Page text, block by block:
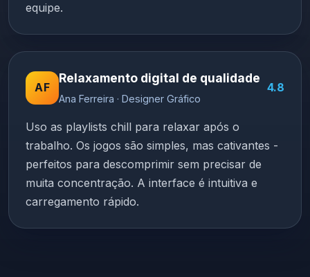
equipe.
AF
Relaxamento digital de qualidade
Ana Ferreira · Designer Gráfico
4.8
Uso as playlists chill para relaxar após o
trabalho. Os jogos são simples, mas cativantes -
perfeitos para descomprimir sem precisar de
muita concentração. A interface é intuitiva e
carregamento rápido.